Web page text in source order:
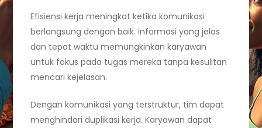
Efisiensi kerja meningkat ketika komunikasi
berlangsung dengan baik. Informasi yang jelas
dan tepat waktu memungkinkan karyawan
untuk fokus pada tugas mereka tanpa kesulitan
mencari kejelasan.
Dengan komunikasi yang terstruktur, tim dapat
menghindari duplikasi kerja. Karyawan dapat